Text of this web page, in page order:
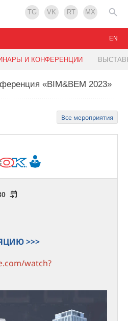
TG VK RT MX
И КОНФЕРЕНЦИИ
EN
«BIM&BEM 2023»
Все мероприятия
>>>
watch?